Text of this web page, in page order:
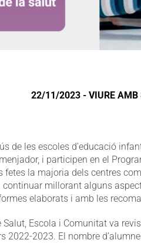
22/11/2023 - VIURE AMB
de les escoles d’educació
i participen en el
fetes la majoria dels centres
millorant alguns
elaborats i amb les
Salut, Escola i Comunitat va
2022-2023. El nombre